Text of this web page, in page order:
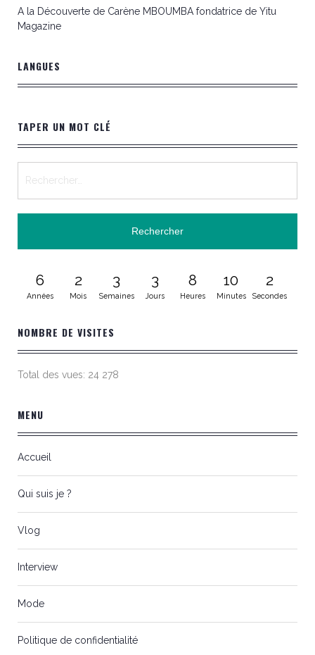
A la Découverte de Carène MBOUMBA fondatrice de Yitu
Magazine
LANGUES
TAPER UN MOT CLÉ
6
Années
2
Mois
3
Semaines
3
Jours
8
Heures
10
Minutes
3
Secondes
NOMBRE DE VISITES
Total des vues: 24 278
MENU
Accueil
Qui suis je ?
Vlog
Interview
Mode
Politique de confidentialité